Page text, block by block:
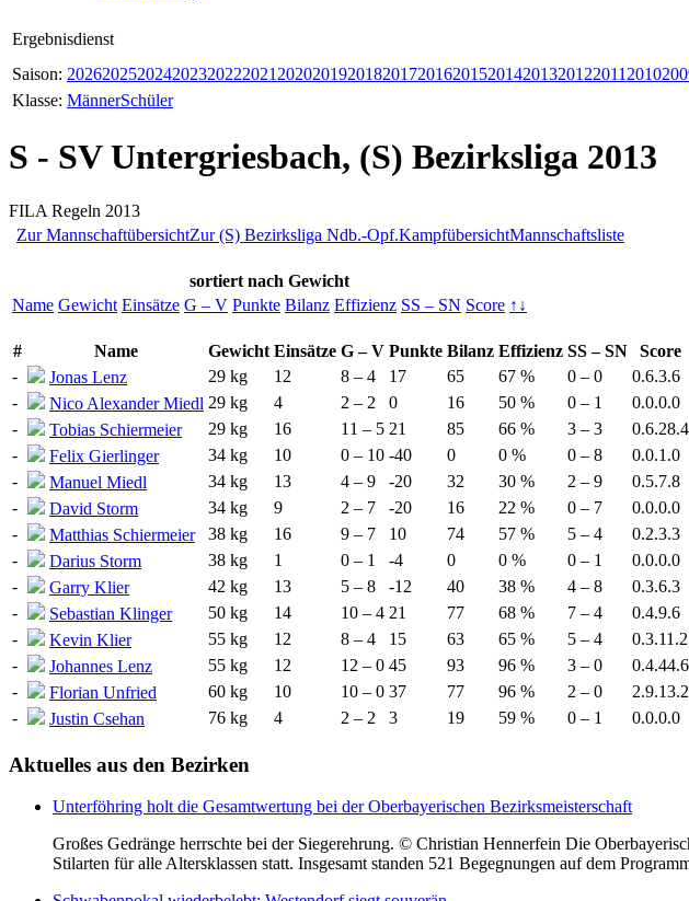
Ergebnisdienst
Saison: 202620252024202320222021 2020201920182017201620152014201320122011 2010
Klasse: MännerSchüler
S - SV Untergriesbach, (S) Bezirksliga 2013
FILA Regeln 2013
Zur MannschaftübersichtZur (S) Bezirksliga Ndb.-Opf.KampfübersichtMannschaftsliste
sortiert nach Gewicht
Name Gewicht Einsätze G – V Punkte Bilanz Effizienz SS – SN Score ↑↓
# Name Gewicht Einsätze G – V Punkte Bilanz Effizienz SS – SN
Score
-
Jonas Lenz 29 kg 12 8 – 4 17 65 67 % 0 – 0
0.6.3.6
-
Nico Alexander Miedl 29 kg 4 2 – 2 0 16 50 % 0 – 1
0.0.0.0
-
Tobias Schiermeier 29 kg 16 11 – 5 21 85 66 % 3 – 3
0.6.28.4
-
Felix Gierlinger 34 kg 10 0 – 10 -40 0 0 % 0 – 8
0.0.1.0
-
Manuel Miedl 34 kg 13 4 – 9 -20 32 30 % 2 – 9
0.5.7.8
-
David Storm 34 kg 9 2 – 7 -20 16 22 % 0 – 7
0.0.0.0
-
Matthias Schiermeier 38 kg 16 9 – 7 10 74 57 % 5 – 4
0.2.3.3
-
Darius Storm 38 kg 1 0 – 1 -4 0 0 % 0 – 1
0.0.0.0
-
Garry Klier 42 kg 13 5 – 8 -12 40 38 % 4 – 8
0.3.6.3
-
Sebastian Klinger 50 kg 14 10 – 4 21 77 68 % 7 – 4
0.4.9.6
-
Kevin Klier 55 kg 12 8 – 4 15 63 65 % 5 – 4
0.3.11.2
-
Johannes Lenz 55 kg 12 12 – 0 45 93 96 % 3 – 0
0.4.44.6
-
Florian Unfried 60 kg 10 10 – 0 37 77 96 % 2 – 0
2.9.13.2
-
Justin Csehan 76 kg 4 2 – 2 3 19 59 % 0 – 1 0.0.0.0
Aktuelles aus den Bezirken
Unterföhring holt die Gesamtwertung bei der Oberbayerischen Bezirksmeisterschaft
Großes Gedränge herrschte bei der Siegerehrung. © Christian Hennerfein Die
Stilarten für alle Altersklassen statt. Insgesamt standen 521 Begegnungen auf dem